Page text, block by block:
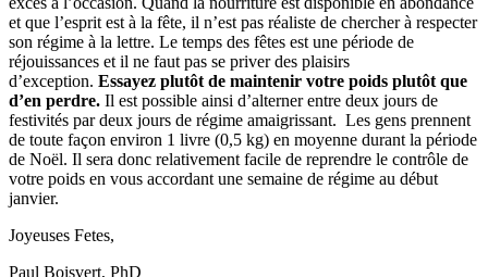
et que l’esprit est à la fête, il n’est pas réaliste de chercher à respecter
son régime à la lettre. Le temps des fêtes est une période de
réjouissances et il ne faut pas se priver des plaisirs
d’exception. Essayez plutôt de maintenir votre poids plutôt que
d’en perdre. Il est possible ainsi d’alterner entre deux jours de
festivités par deux jours de régime amaigrissant. Les gens prennent
de toute façon environ 1 livre (0,5 kg) en moyenne durant la période
de Noël. Il sera donc relativement facile de reprendre le contrôle de
votre poids en vous accordant une semaine de régime au début
janvier.
Joyeuses Fetes,
Paul Boisvert, PhD